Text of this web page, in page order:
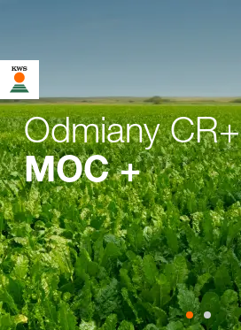
Odmiany CR+
MOC +